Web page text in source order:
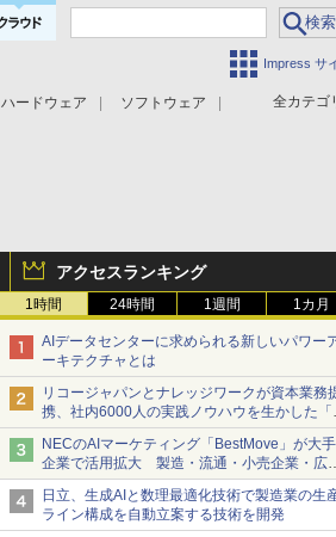
Impress サ
全カテゴ
ハードウェア
ソフトウェア
アクセスランキング
1時間 24時間 1週間 1カ月
AIデータセンターに求められる新しいパワー
ーキテクチャとは
リコージャパンとナレッジワークが資本業務
携、社内6000人の実践ノウハウを生かした「
商談記録 for RICOH」を展開へ
NECのAIマーケティング「BestMove」が大手
企業で活用拡大 製造・流通・小売企業・広
代理店などが実装フェーズへ
日立、生成AIと数理最適化技術で製造業の生
ライン構成を自動立案する技術を開発